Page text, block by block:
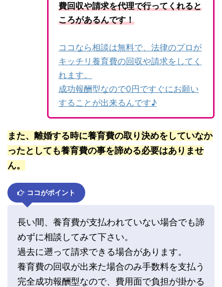
費回収や請求を代理で行ってくれると
ころがあるんです！
ココなら相談は無料で、法律のプロが
キッチリ養育費の回収や請求をしてく
れます。
成功報酬型なので0円ですぐにお願い
することが出来るんです♪
また、離婚する時に養育費の取り決めをしていなか
ったとしても養育費の事を諦める必要はありませ
ん。
ココがポイント
長い間、養育費が支払われていない場合でも諦
めずに相談してみて下さい。
過去に遡って請求できる場合があります。
養育費の回収が出来た場合のみ手数料を支払う
完全成功報酬型なので、費用面で負担が掛かる